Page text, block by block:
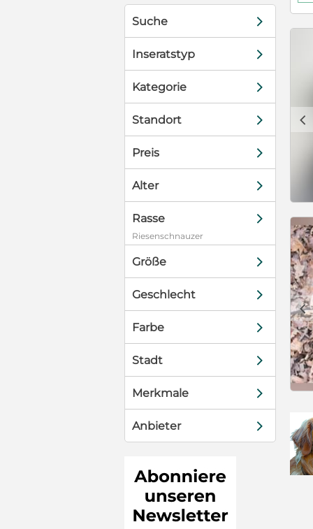
Suche d
Inseratstyp d
Kategorie d
Standort d
Preis d
Alter d
Rasse d
Riesenschnauzer
Größe d
Geschlecht d
Farbe d
Stadt d
Merkmale d
Anbieter d
c
c